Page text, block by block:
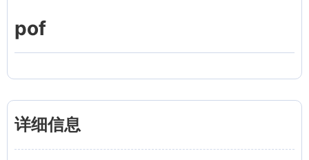
pof
详细信息